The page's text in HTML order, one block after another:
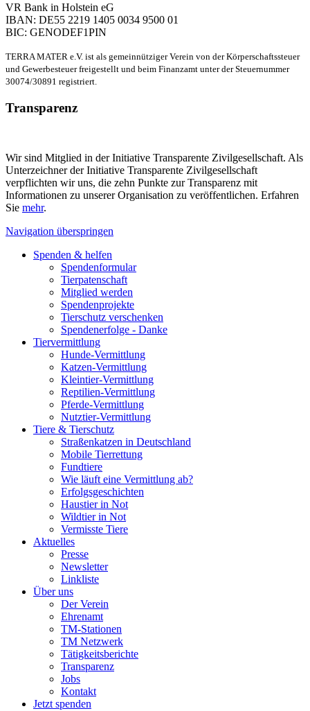
VR Bank in Holstein eG
IBAN: DE55 2219 1405 0034 9500 01
BIC: GENODEF1PIN
TERRA MATER e.V. ist als gemeinnütziger Verein von der Körperschaftssteuer
und Gewerbesteuer freigestellt und beim Finanzamt unter der Steuernummer
30074/30891 registriert.
Transparenz
Wir sind Mitglied in der Initiative Transparente Zivilgesellschaft. Als
Unterzeichner der Initiative Transparente Zivilgesellschaft
verpflichten wir uns, die zehn Punkte zur Transparenz mit
Informationen zu unserer Organisation zu veröffentlichen. Erfahren
Sie mehr.
Navigation überspringen
Spenden & helfen
Spendenformular
Tierpatenschaft
Mitglied werden
Spendenprojekte
Tierschutz verschenken
Spendenerfolge - Danke
Tiervermittlung
Hunde-Vermittlung
Katzen-Vermittlung
Kleintier-Vermittlung
Reptilien-Vermittlung
Pferde-Vermittlung
Nutztier-Vermittlung
Tiere & Tierschutz
Straßenkatzen in Deutschland
Mobile Tierrettung
Fundtiere
Wie läuft eine Vermittlung ab?
Erfolgsgeschichten
Haustier in Not
Wildtier in Not
Vermisste Tiere
Aktuelles
Presse
Newsletter
Linkliste
Über uns
Der Verein
Ehrenamt
TM-Stationen
TM Netzwerk
Tätigkeitsberichte
Transparenz
Jobs
Kontakt
Jetzt spenden